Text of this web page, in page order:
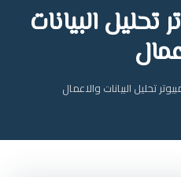
البيانات
تحليل البيانات والاعمال